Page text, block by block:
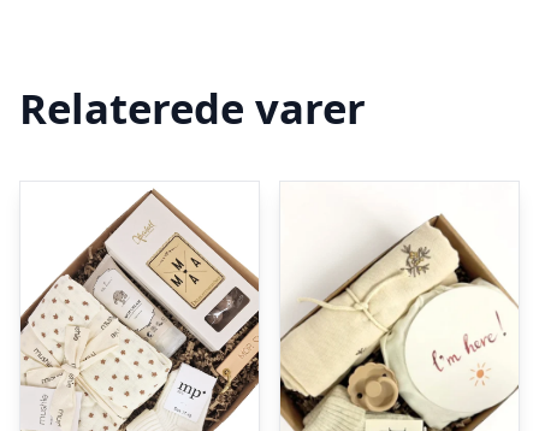
Relaterede varer